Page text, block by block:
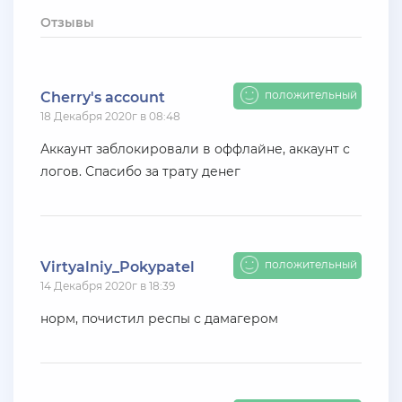
harya
+ 10 руб 11 Июля 2026г в 16:55
KAPital
ахахахахахахахахаахаха ухухухху на***яяяяя
нассал
+ 2000 руб
10 Июля 2026г в 18:06
Отзывы
Cherry's account
18 Декабря 2020г в 08:48
положительный
Аккаунт заблокировали в оффлайне, аккаунт с
логов. Спасибо за трату денег
Virtyalniy_Pokypatel
14 Декабря 2020г в 18:39
положительный
норм, почистил респы с дамагером